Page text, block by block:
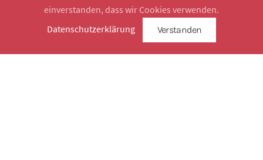
einverstanden, dass wir Cookies verwenden.
Datenschutzerklärung
Verstanden